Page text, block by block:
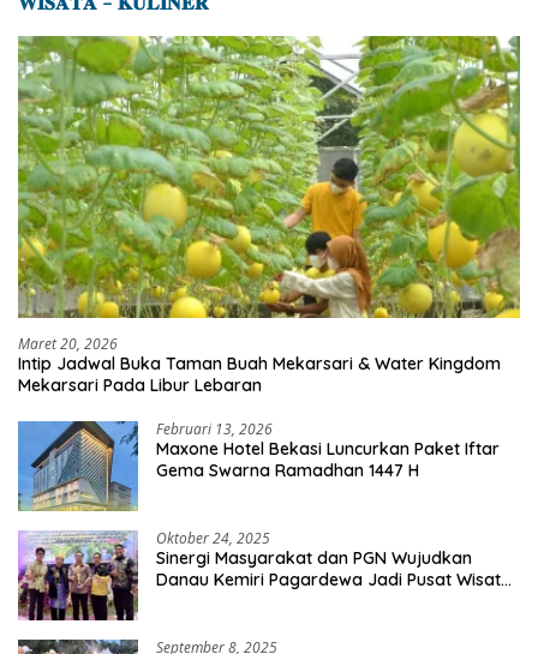
Maret 20, 2026
Intip Jadwal Buka Taman Buah Mekarsari & Water Kingdom
Mekarsari Pada Libur Lebaran
Februari 13, 2026
Maxone Hotel Bekasi Luncurkan Paket Iftar
Gema Swarna Ramadhan 1447 H
Oktober 24, 2025
Sinergi Masyarakat dan PGN Wujudkan
Danau Kemiri Pagardewa Jadi Pusat Wisata
September 8, 2025